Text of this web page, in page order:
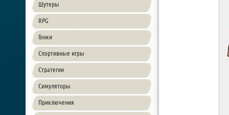
Шутеры
RPG
Гонки
Спортивные игры
Стратегии
Симуляторы
Приключения